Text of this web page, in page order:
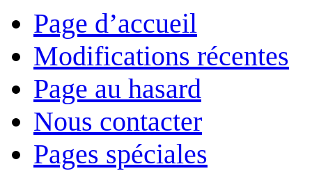
Page d’accueil
Modifications récentes
Page au hasard
Nous contacter
Pages spéciales